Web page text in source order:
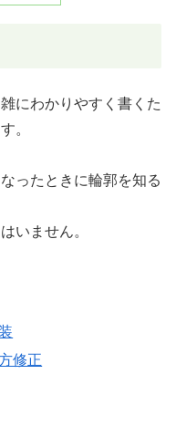
にわかりやすく書くた
。
ったときに輪郭を知る
いません。
修正